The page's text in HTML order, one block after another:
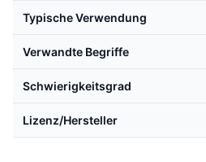
Typische Verwendung
Verwandte Begriffe
Schwierigkeitsgrad
Lizenz/Hersteller